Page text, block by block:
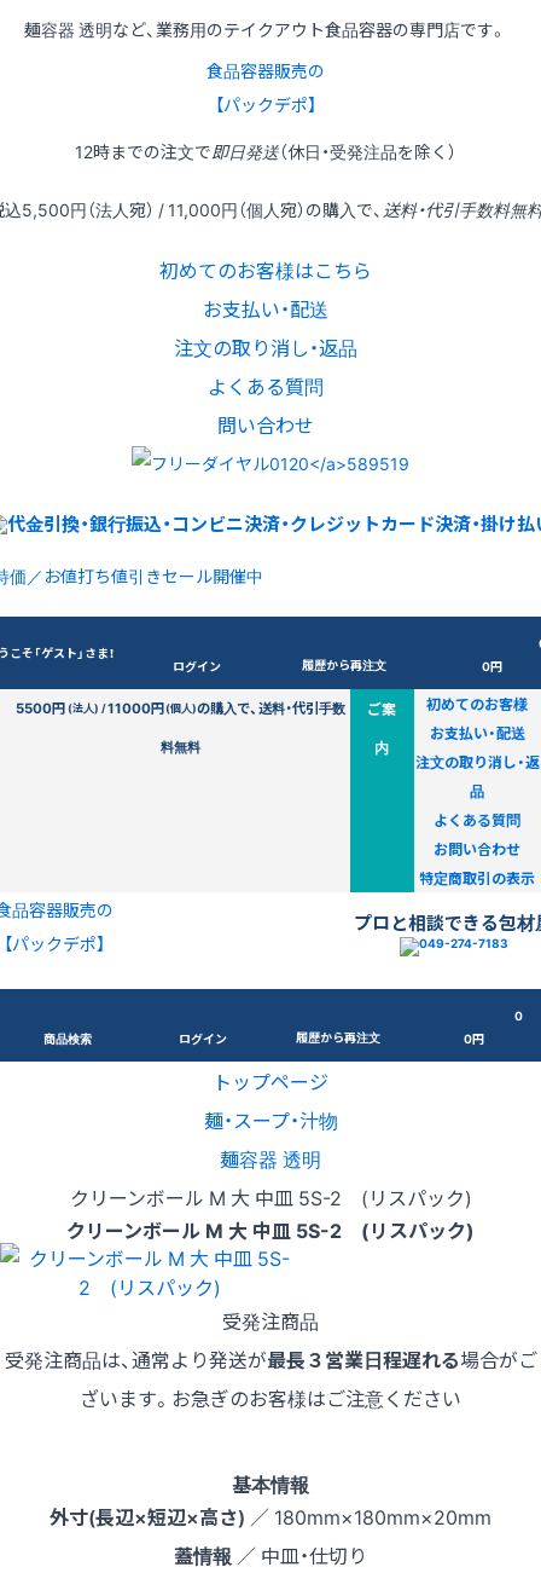
麺容器 透明など、業務用のテイクアウト食品容器の専門店です。
食品容器販売の
【パックデポ】
12時までの注文で即日発送（休日・受発注品を除く）
込5,500円（法人宛） / 11,000円（個人宛）の購入で、 送料・代引手数料無
初めてのお客様はこちら
お支払い・配送
注文の取り消し・返品
よくある質問
問い合わせ
価／お値打ち値引きセール開催中
こそ「ゲスト」さま！
ログイン 履歴から再注文
0円
5500円(法人) /11000円(個人)の購入で、送料・代引手数
料無料
ご案
内
初めてのお客様
お支払い・配送
注文の取り消し・返
品
よくある質問
お問い合わせ
特定商取引の表示
品容器販売の
【パックデポ】
プロと相談できる包材
商品検索 ログイン 履歴から再注文
0
0円
トップページ
麺・スープ・汁物
麺容器 透明
クリーンボール M 大 中皿 5S-2 (リスパック)
クリーンボール M 大 中皿 5S-2 (リスパック)
受発注商品
受発注商品は、通常より発送が最長３営業日程遅れる場合がご
ざいます。お急ぎのお客様はご注意ください
基本情報
外寸(長辺×短辺×高さ) ／ 180mm×180mm×20mm
蓋情報 ／ 中皿・仕切り